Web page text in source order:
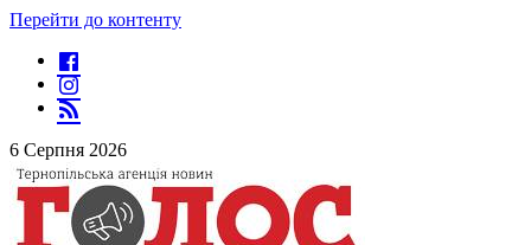
Перейти до контенту
6 Серпня 2026